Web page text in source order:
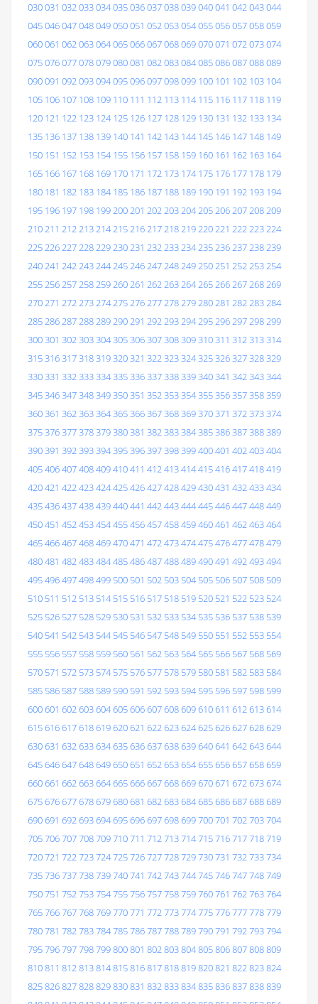
030031 032033034035036037038039040041 042043044
045046047048049050051 052053054055056057058059
060061 062063064065066067068069070071 072073074
075076077078079080081 082083084085086087088089
090091 092093094095096097098099 100 101 102 103 104
105 106 107 108 109 110 111 112 113 114 115 116 117 118 119
120 121 122 123 124 125 126 127 128 129 130 131 132 133 134
135 136 137 138 139 140 141 142 143 144 145 146 147 148 149
150 151 152 153 154 155 156 157 158 159 160 161 162 163 164
165 166 167 168 169 170 171 172 173 174 175 176 177 178 179
180 181 182 183 184 185 186 187 188 189 190 191 192 193 194
195 196 197 198 199200201 202203204205206207208209
210211 212213214215216217218219220221 222223224
225226227228229230231 232233234235236237238239
240241 242243244245246247248249250251 252253254
255256257258259260261 262263264265266267268269
270271 272273274275276277278279280281 282283284
285286287288289290291 292293294295296297298299
300301 302303304305306307308309310311 312313314
315316317318319320321 322323324325326327328329
330331 332333334335336337338339340341 342343344
345346347348349350351 352353354355356357358359
360361 362363364365366367368369370371 372373374
375376377378379380381 382383384385386387388389
390391 392393394395396397398399400401 402403404
405406407408409410411 412413414415416417418419
420421 422423424425426427428429430431 432433434
435436437438439440441 442443444445446447448449
450451 452453454455456457458459460461 462463464
465466467468469470471 472473474475476477478479
480481 482483484485486487488489490491 492493494
495496497498499 500 501 502 503 504 505 506 507 508 509
510 511 512 513 514 515 516 517 518 519 520 521 522 523 524
525 526 527 528 529 530 531 532 533 534 535 536 537 538 539
540 541 542 543 544 545 546 547 548 549 550 551 552 553 554
555 556 557 558 559 560 561 562 563 564 565 566 567 568 569
570 571 572 573 574 575 576 577 578 579 580 581 582 583 584
585 586 587 588 589 590 591 592 593 594 595 596 597 598 599
600601 602603604605606607608609610611 612613614
615616617618619620621 622623624625626627628629
630631 632633634635636637638639640641 642643644
645646647648649650651 652653654655656657658659
660661 662663664665666667668669670671 672673674
675676677678679680681 682683684685686687688689
690691 692693694695696697698699700701 702703704
705706707708709710711 712713714715716717718719
720721 722723724725726727728729730731 732733734
735736737738739740741 742743744745746747748749
750751 752753754755756757758759760761 762763764
765766767768769770771 772773774775776777778779
780781 782783784785786787788789790791 792793794
795796797798799800801 802803804805806807808809
810811 812813814815816817818819820821 822823824
825826827828829830831 832833834835836837838839